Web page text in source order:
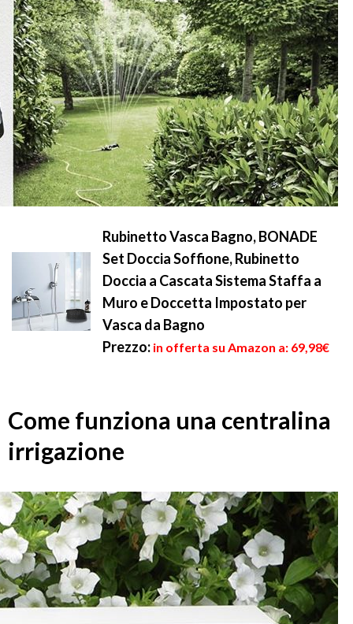
Rubinetto Vasca Bagno, BONADE
Set Doccia Soffione, Rubinetto
Doccia a Cascata Sistema Staffa a
Muro e Doccetta Impostato per
Vasca da Bagno
Prezzo: in offerta su Amazon a: 69,98€
Come funziona una centralina
irrigazione